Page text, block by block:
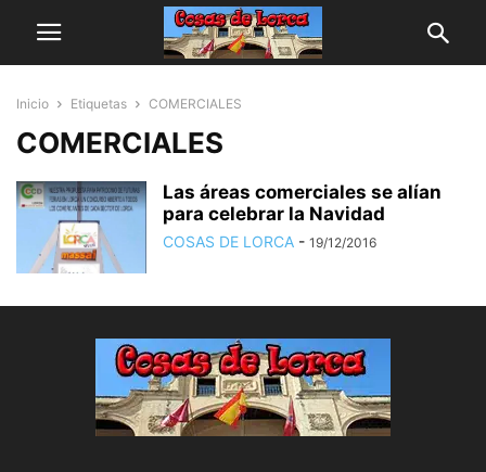
Inicio Etiquetas COMERCIALES
COMERCIALES
Las áreas comerciales se alían
para celebrar la Navidad
COSAS DE LORCA - 19/12/2016